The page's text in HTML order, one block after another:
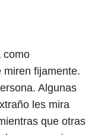
como
miren fijamente.
Algunas
les mira
que otras